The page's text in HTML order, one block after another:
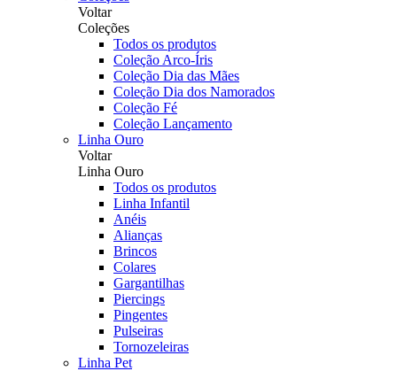
Voltar
Coleções
Todos os produtos
Coleção Arco-Íris
Coleção Dia das Mães
Coleção Dia dos Namorados
Coleção Fé
Coleção Lançamento
Linha Ouro
Voltar
Linha Ouro
Todos os produtos
Linha Infantil
Anéis
Alianças
Brincos
Colares
Gargantilhas
Piercings
Pingentes
Pulseiras
Tornozeleiras
Linha Pet